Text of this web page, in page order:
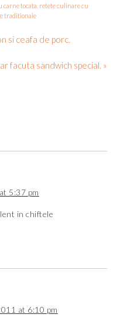
carne tocata retete culinare cu
traditionale
si ceafa de porc.
facuta sandwich special. »
5:37 pm
in chiftele
at 6:10 pm